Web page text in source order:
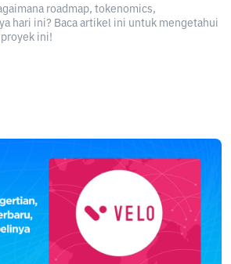
roadmap, tokenomics,
hari ini? Baca artikel ini untuk mengetahui
ini!